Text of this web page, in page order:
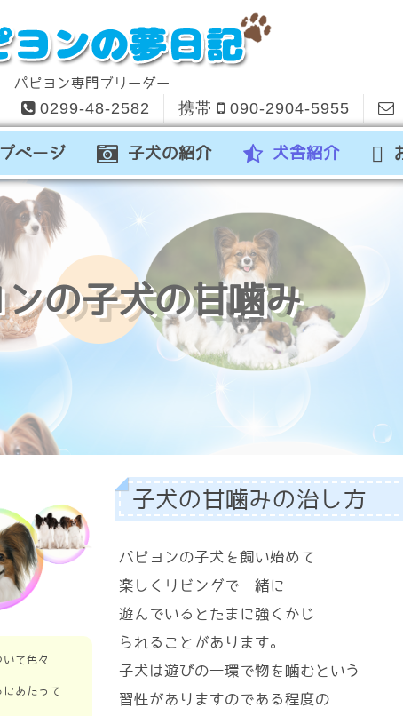
パピヨン専門ブリーダー
0299-48-2582 携帯 090-2904-5955
ページ 子犬の紹介 犬舎紹介
の子犬の甘噛み
子犬の甘噛みの治し方
パピヨンの子犬を飼い始めて
楽しくリビングで一緒に
遊んでいるとたまに強くかじ
られることがあります。
子犬は遊びの一環で物を噛むという
習性がありますのである程度の
て色々
あたって